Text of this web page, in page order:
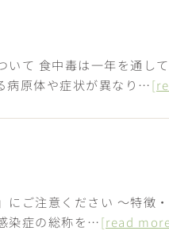
て 食中毒は一年を通し
病原体や症状が異なり…
にご注意ください 〜特徴
染症の総称を…[read